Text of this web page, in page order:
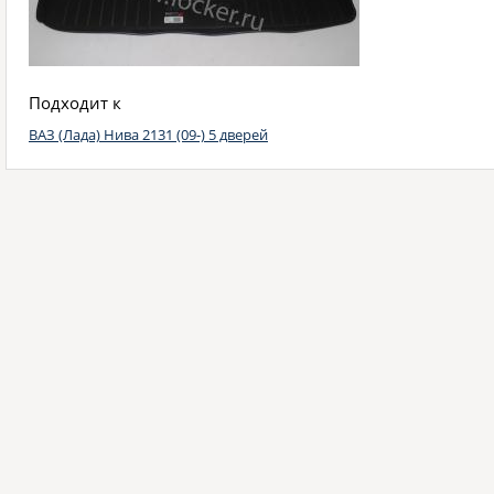
Подходит к
ВАЗ (Лада) Нива 2131 (09-) 5 дверей